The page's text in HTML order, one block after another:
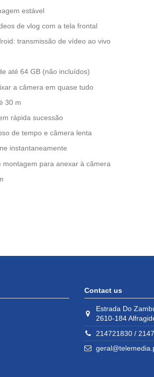
estável
de vlog com a tela frontal
transmissão de vídeo ao vivo
até 64 GB (não incluídos)
a câmera em quase tudo
30 m
rápida sucessão
de tempo e câmera lenta
instantaneamente
montagem para anexar à câmera
Contact us
Estrada Do
2610-184
214721830 /